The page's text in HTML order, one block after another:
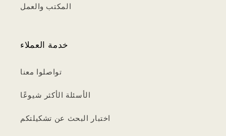
المكتب والعمل
خدمة العملاء
تواصلوا معنا
الأسئلة الأكثر شيوعًا
اختبار البحث عن تشكيلتكم